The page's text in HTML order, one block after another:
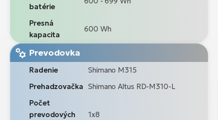
batérie
Presná
kapacita
600 Wh
Prevodovka
Radenie
Shimano M315
Prehadzovačka Shimano Altus RD-M310-L
Počet
prevodových
1x8